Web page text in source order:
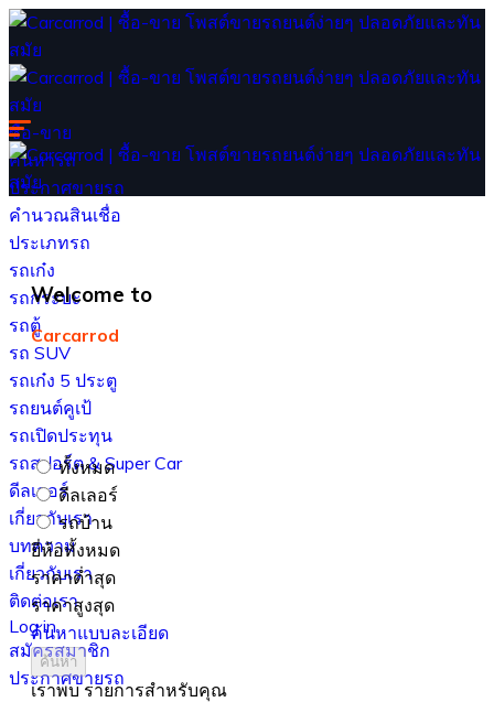
ซื้อ-ขาย
ค้นหารถ
ประกาศขายรถ
คำนวณสินเชื่อ
ประเภทรถ
รถเก๋ง
รถกระบะ
รถตู้
รถ SUV
รถเก๋ง 5 ประตู
รถยนต์คูเป้
รถเปิดประทุน
รถสปอร์ต & Super Car
ดีลเลอร์
เกี่ยวกับเรา
บทความ
เกี่ยวกับเรา
ติดต่อเรา
Log in
สมัครสมาชิก
ประกาศขายรถ
Welcome to
Carcarrod
ทั้งหมด
ดีลเลอร์
รถบ้าน
ยี่ห้อทั้งหมด
ราคาต่ำสุด
ราคาสูงสุด
ค้นหาแบบละเอียด
ค้นหา
เราพบรายการสำหรับคุณ